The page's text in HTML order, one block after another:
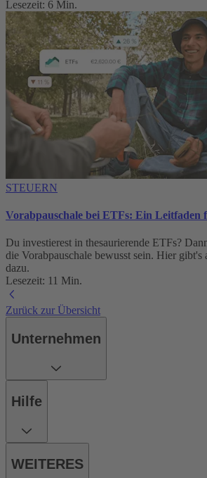
Lesezeit: 6 Min.
STEUERN
Vorabpauschale bei ETFs: Ein Leitfaden
Du investierest in thesaurierende ETFs?
die Vorabpauschale bewusst sein. Hier gibt's
dazu.
Lesezeit: 11 Min.
Zurück zur Übersicht
Unternehmen
Hilfe
WEITERES